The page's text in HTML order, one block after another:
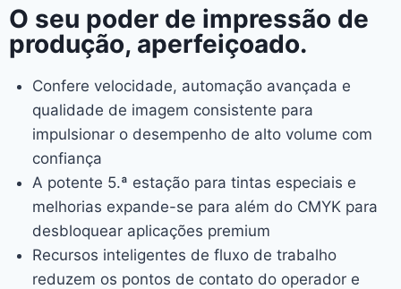
O seu poder de impressão de
produção, aperfeiçoado.
Confere velocidade, automação avançada e
qualidade de imagem consistente para
impulsionar o desempenho de alto volume com
confiança
A potente 5.ª estação para tintas especiais e
melhorias expande-se para além do CMYK para
desbloquear aplicações premium
Recursos inteligentes de fluxo de trabalho
reduzem os pontos de contato do operador e